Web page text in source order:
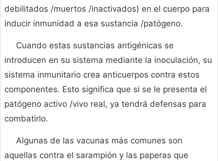
debilitados /muertos /inactivados) en el cuerpo para
inducir inmunidad a esa sustancia /patógeno.
Cuando estas sustancias antigénicas se
introducen en su sistema mediante la inoculación, su
sistema inmunitario crea anticuerpos contra estos
componentes. Esto significa que si se le presenta el
patógeno activo /vivo real, ya tendrá defensas para
combatirlo.
Algunas de las vacunas más comunes son
aquellas contra el sarampión y las paperas que